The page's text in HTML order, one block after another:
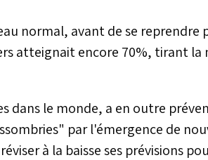
normal, avant de se reprendre
atteignait encore 70%, tirant la
dans le monde, a en outre
par l'émergence de
à la baisse ses prévisions